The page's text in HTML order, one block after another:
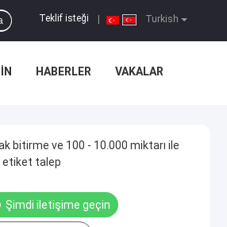
Turkish
Teklif isteği
HABERLER VAKALAR
bitirme ve 100 - 10.000 miktarı ile
etiket talep
Şimdi iletişime geçin